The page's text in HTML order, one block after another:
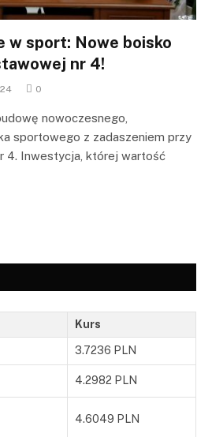
w sport: Nowe boisko
nr 4!
0
nowoczesnego,
sportowego z zadaszeniem przy
4. Inwestycja, której wartość
Kurs
3.7236 PLN
4.2982 PLN
4.6049 PLN